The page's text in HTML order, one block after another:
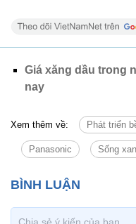
Giá xăng dầu trong
nay
Xem thêm về: Phát triển
Panasonic Sống